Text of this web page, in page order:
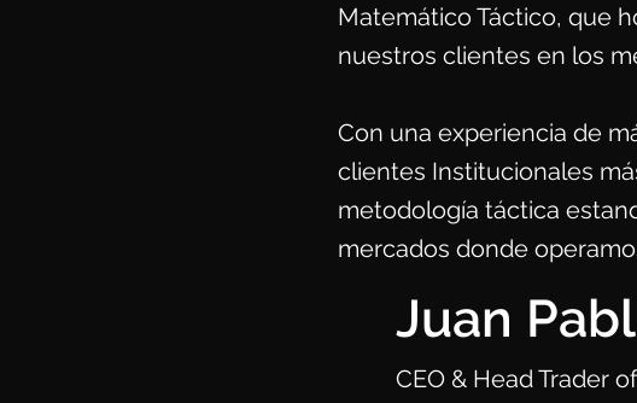
Matemático Táctico, que
nuestros clientes en los
Con una experiencia de
clientes Institucionales
metodología táctica
mercados donde
Juan
CEO & Head Trader